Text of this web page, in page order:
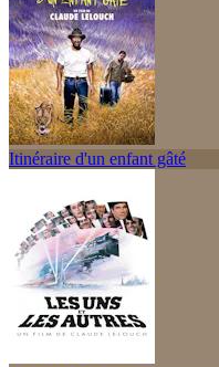
Itinéraire d'un enfant gâté